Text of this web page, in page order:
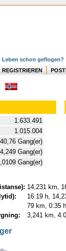
Leben schon geflogen?
REGISTRIEREN
1.633.491
1.015.004
40,76 Gang(er)
4,249 Gang(er)
Gang(er)
14,231 km,
16:19 h,
79 km, 0:35
3,241 km,